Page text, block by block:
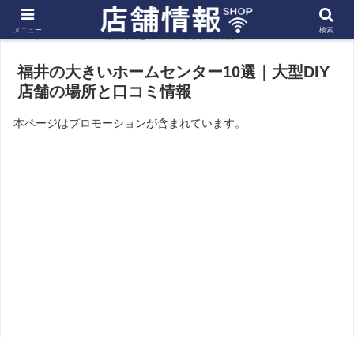
ホーム 北陸 信越 福井の店舗
福井の大きいホームセンター10選｜大型DIY
店舗の場所と口コミ情報
本ページはプロモーションが含まれています。
メニュー 検索